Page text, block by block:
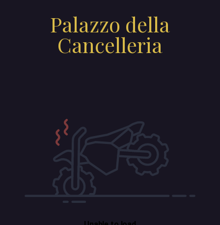
Palazzo della
Cancelleria